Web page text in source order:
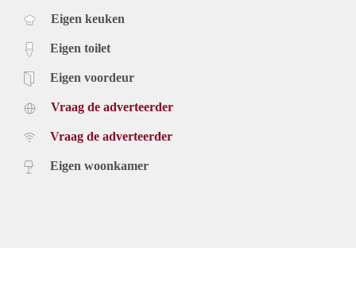
Eigen keuken
Eigen toilet
Eigen voordeur
Vraag de adverteerder
Vraag de adverteerder
Eigen woonkamer